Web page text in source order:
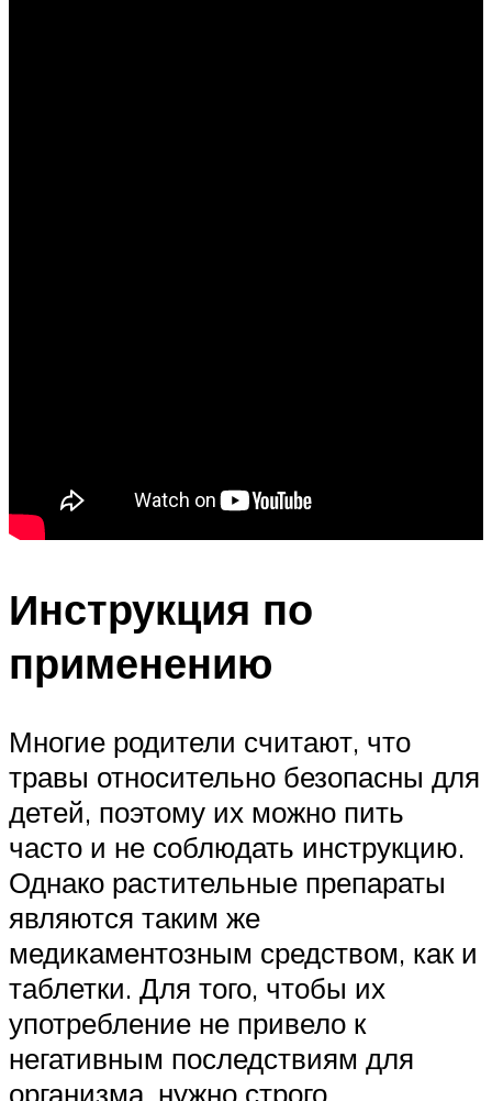
Инструкция по
применению
Многие родители считают, что
травы относительно безопасны для
детей, поэтому их можно пить
часто и не соблюдать инструкцию.
Однако растительные препараты
являются таким же
медикаментозным средством, как и
таблетки. Для того, чтобы их
употребление не привело к
негативным последствиям для
организма, нужно строго